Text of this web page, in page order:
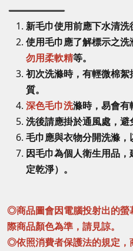
新毛巾使用前應下水清洗
使用毛巾應了解標示之洗
勿用柔軟精等。
初次洗滌時，有輕微棉
質。
深色毛巾洗滌時，易會有
洗後請應掛於通風處，避
毛巾應與衣物分開洗滌，
因毛巾為個人衛生用品
定乾淨）。
◎商品圖會因電腦投射出的螢
際商品顏色為準，請見諒。
◎依照消費者保護法的規定，